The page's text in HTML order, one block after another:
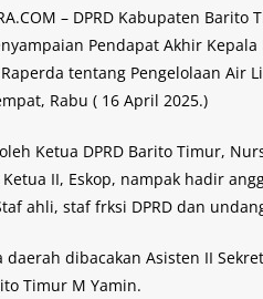
– DPRD Kabupaten Barito
Pendapat Akhir Kepala
tentang Pengelolaan Air
Rabu ( 16 April 2025.)
Ketua DPRD Barito Timur,
II, Eskop, nampak hadir
ahli, staf frksi DPRD dan
dibacakan Asisten II
Timur M Yamin.